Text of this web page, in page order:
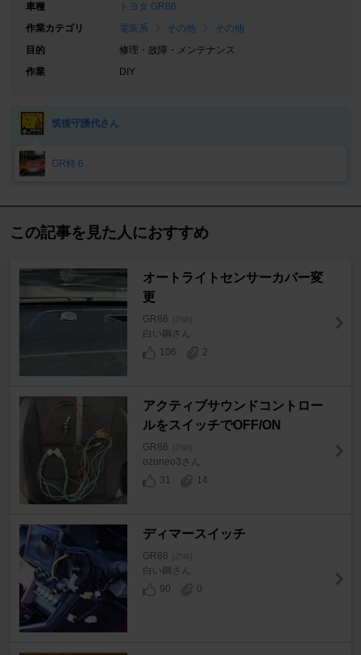
車種
トヨタ GR86
作業カテゴリ
電装系 その他
その他
目的
修理・故障・メンテナンス
作業
DIY
筑後守護代さん
GR柿６
この記事を見た人におすすめ
オートライトセンサーカバー変
更
GR86 [ZN8]
白い鋼さん
106
2
アクティブサウンドコントロー
ルをスイッチでOFF/ON
GR86 [ZN8]
ozoneo3さん
31
14
ディマースイッチ
GR86 [ZN8]
白い鋼さん
90
0